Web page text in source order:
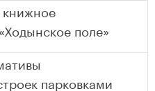
поле»
парковками